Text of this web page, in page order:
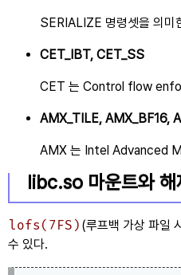
SERIALIZE 명령셋을 의미
CET_IBT, CET_SS
CET 는 Control flow
AMX_TILE, AMX_BF16,
AMX 는 Intel Advanced
libc.so 마운트와 해
lofs(7FS) (루프백 가상 파일
수 있다.